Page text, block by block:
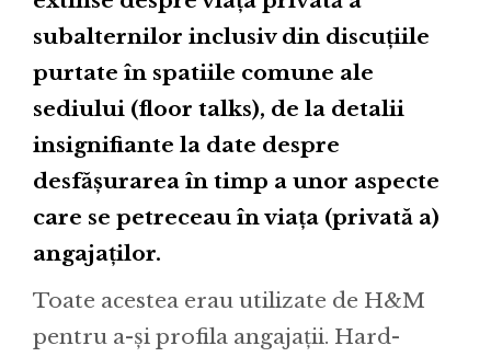
subalternilor inclusiv din discuțiile
purtate în spatiile comune ale
sediului (floor talks), de la detalii
insignifiante la date despre
desfășurarea în timp a unor aspecte
care se petreceau în viața (privată a)
angajaților.
Toate acestea erau utilizate de H&M
pentru a-și profila angajații. Hard-